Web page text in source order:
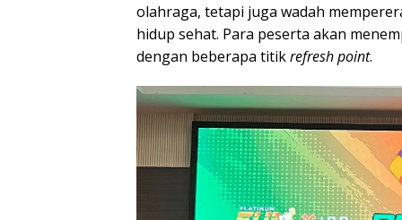
olahraga, tetapi juga wadah
hidup sehat. Para peserta akan
dengan beberapa titikrefresh point.